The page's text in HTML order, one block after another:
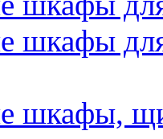
шкафы
шкафы,